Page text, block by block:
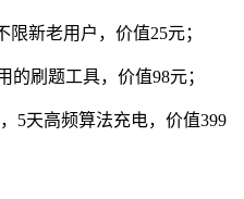
新老用户，价值25元；
的刷题工具，价值98元；
5天高频算法充电，价值399